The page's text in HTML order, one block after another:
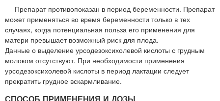
Препарат противопоказан в период беременности. Препарат
может применяться во время беременности только в тех
случаях, когда потенциальная польза его применения для
матери превышает возможный риск для плода.
Данные о выделение урсодезоксихолевой кислоты с грудным
молоком отсутствуют. При необходимости применения
урсодезоксихолевой кислоты в период лактации следует
прекратить грудное вскармливание.